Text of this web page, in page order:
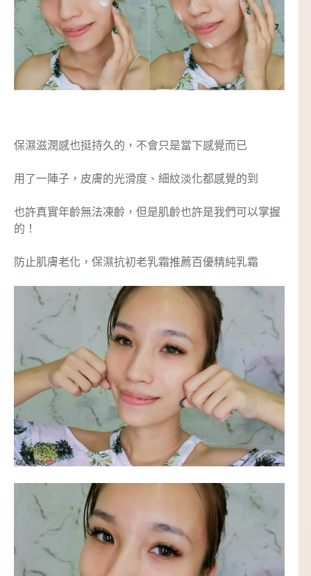
保濕滋潤感也挺持久的，不會只是當下感覺而已
用了一陣子，皮膚的光滑度、細紋淡化都感覺的到
也許真實年齡無法凍齡，但是肌齡也許是我們可以掌握
的！
防止肌膚老化，保濕抗初老乳霜推薦百優精純乳霜